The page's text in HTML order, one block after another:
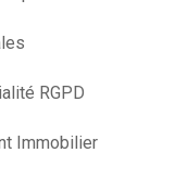
RGPD
Immobilier